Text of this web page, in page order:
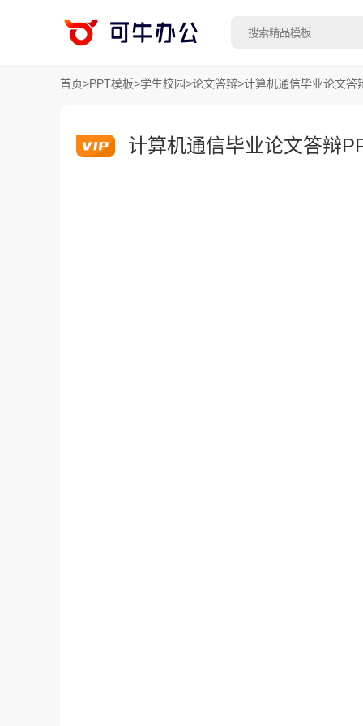
首页>PPT模板>学生校园>论文答辩>计算机通信毕业论文答
计算机通信毕业论文答辩